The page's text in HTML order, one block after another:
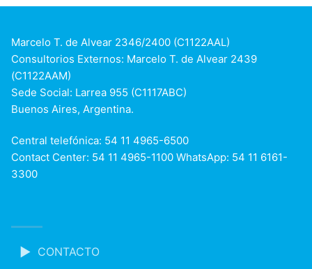
Marcelo T. de Alvear 2346/2400 (C1122AAL)
Consultorios Externos: Marcelo T. de Alvear 2439
(C1122AAM)
Sede Social: Larrea 955 (C1117ABC)
Buenos Aires, Argentina.
Central telefónica: 54 11 4965-6500
Contact Center: 54 11 4965-1100 WhatsApp: 54 11 6161-
3300
CONTACTO